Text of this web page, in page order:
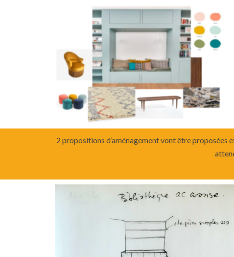
2 propositions d’aménagement vont être proposées